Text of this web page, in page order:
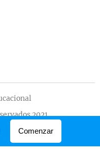
2021
Comenzar